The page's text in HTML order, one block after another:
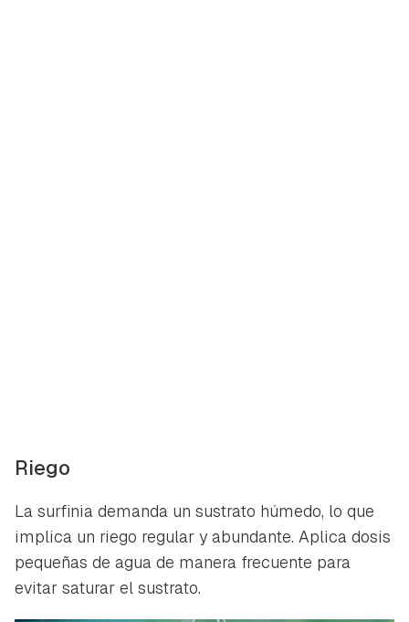
Riego
La surfinia demanda un sustrato húmedo, lo que
implica un riego regular y abundante. Aplica dosis
pequeñas de agua de manera frecuente para
evitar saturar el sustrato.